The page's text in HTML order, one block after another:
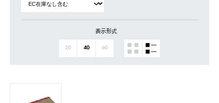
表示形式
20 40 60